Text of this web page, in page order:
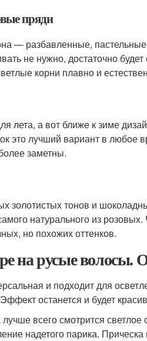
пряди
— разбавленные,
не нужно, достаточно
корни плавно и
лета, а вот ближе к зиме
это лучший вариант в любое
заметны.
золотистых тонов и
натурального из
но похожих оттенков.
на русые волосы.
и подходит для
останется и будет
всего смотрится
надетого парика.